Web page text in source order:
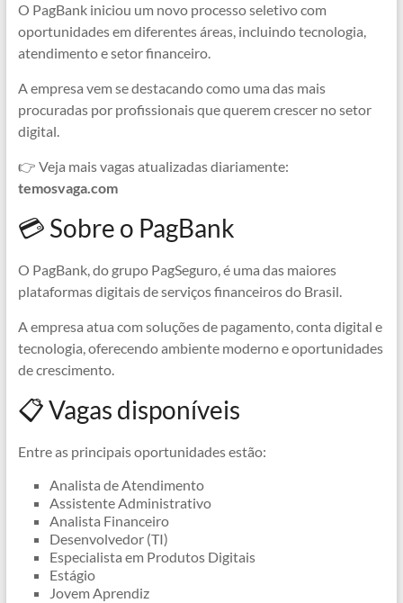
O PagBank iniciou um novo processo seletivo com
oportunidades em diferentes áreas, incluindo tecnologia,
atendimento e setor financeiro.
A empresa vem se destacando como uma das mais
procuradas por profissionais que querem crescer no setor
digital.
👉 Veja mais vagas atualizadas diariamente:
temosvaga.com
💳 Sobre o PagBank
O PagBank, do grupo PagSeguro, é uma das maiores
plataformas digitais de serviços financeiros do Brasil.
A empresa atua com soluções de pagamento, conta digital e
tecnologia, oferecendo ambiente moderno e oportunidades
de crescimento.
📋 Vagas disponíveis
Entre as principais oportunidades estão:
Analista de Atendimento
Assistente Administrativo
Analista Financeiro
Desenvolvedor (TI)
Especialista em Produtos Digitais
Estágio
Jovem Aprendiz